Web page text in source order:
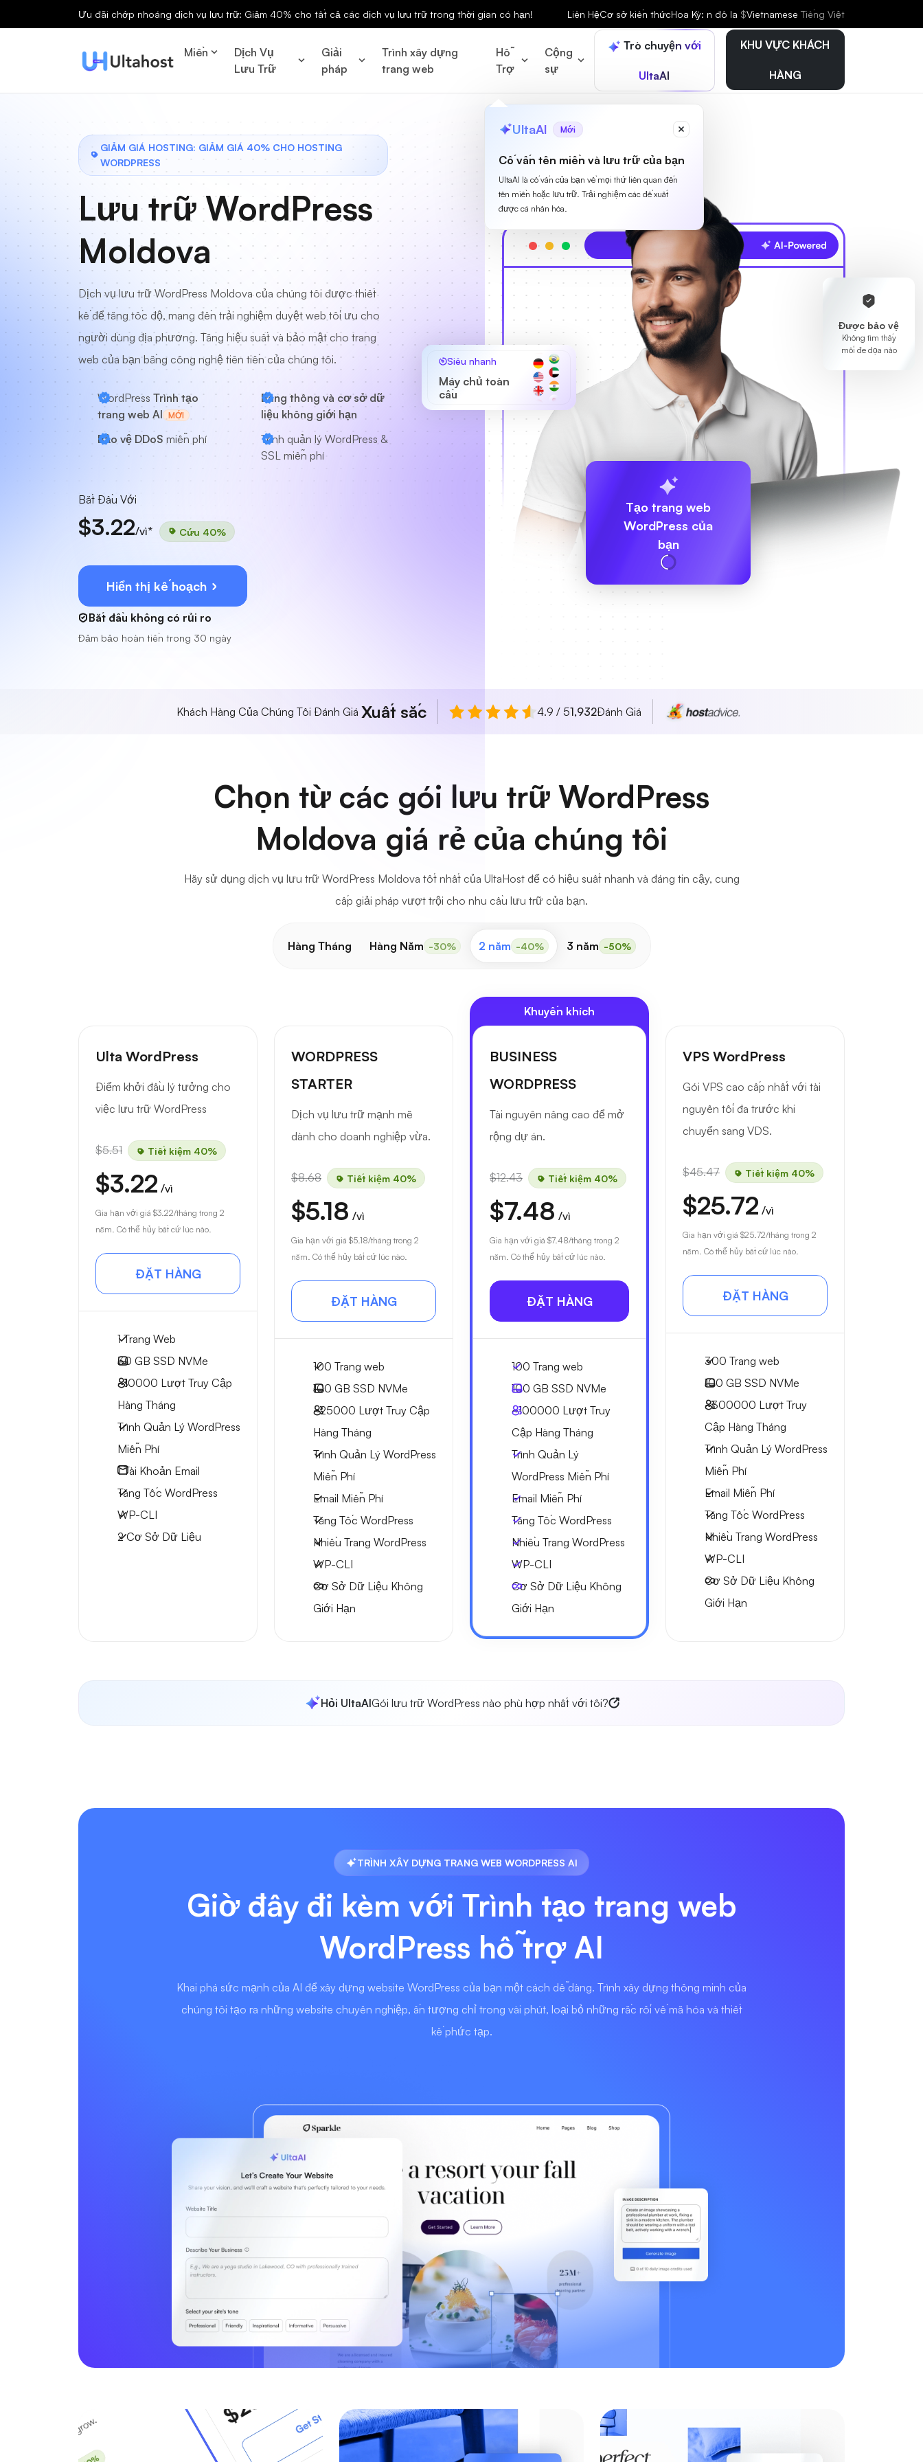
Ưu đãi chớp nhoáng dịch vụ lưu trữ: Giảm 40% cho tất cả các dịch vụ lưu trữ trong thời gian có hạn! Liên HệCơ sở kiến thứcHoa Kỳ: n đô la $Vietnamese Tiếng Việt
Miền
Dịch Vụ
Lưu Trữ
Giải
pháp
Trình xây dựng
trang web
Hỗ
Trợ
Cộng
sự
Trò chuyện với
UltaAI
UltaAI Mới
Cố vấn tên miền và lưu trữ của bạn
UltaAI là cố vấn của bạn về mọi thứ liên quan đến
tên miền hoặc lưu trữ. Trải nghiệm các đề xuất
được cá nhân hóa.
KHU VỰC KHÁCH
HÀNG
GIẢM GIÁ HOSTING: GIẢM GIÁ 40% CHO HOSTING
WORDPRESS
Lưu trữ WordPress
Moldova
Dịch vụ lưu trữ WordPress Moldova của chúng tôi được thiết
kế để tăng tốc độ, mang đến trải nghiệm duyệt web tối ưu cho
người dùng địa phương. Tăng hiệu suất và bảo mật cho trang
web của bạn bằng công nghệ tiên tiến của chúng tôi.
WordPress Trình tạo
trang web AI MỚI
Băng thông và cơ sở dữ
liệu không giới hạn
Bảo vệ DDoS miễn phí
Trình quản lý WordPress &
SSL miễn phí
Bắt Đầu Với
$3.22/vì* Cứu 40%
Hiển thị kế hoạch
Bắt đầu không có rủi ro
Đảm bảo hoàn tiền trong 30 ngày
Được bảo vệ
Không tìm thấy
mối đe dọa nào
Siêu nhanh
Máy chủ toàn
cầu
Tạo trang web
WordPress của
bạn
Khách Hàng Của Chúng Tôi Đánh Giá Xuất sắc 4.9 / 51,932Đánh Giá
Chọn từ các gói lưu trữ WordPress
Moldova giá rẻ của chúng tôi
Hãy sử dụng dịch vụ lưu trữ WordPress Moldova tốt nhất của UltaHost để có hiệu suất nhanh và đáng tin cậy, cung
cấp giải pháp vượt trội cho nhu cầu lưu trữ của bạn.
Hàng Tháng Hàng Năm -30% 2 năm -40% 3 năm -50%
Ulta WordPress
Điểm khởi đầu lý tưởng cho
việc lưu trữ WordPress
$5.51 Tiết kiệm 40%
$3.22 /vì
Gia hạn với giá $3.22/tháng trong 2
năm. Có thể hủy bất cứ lúc nào.
ĐẶT HÀNG
1 Trang Web
30 GB SSD NVMe
~10000 Lượt Truy Cập
Hàng Tháng
Trình Quản Lý WordPress
Miễn Phí
1Tài Khoản Email
Tăng Tốc WordPress
WP-CLI
2 Cơ Sở Dữ Liệu
WORDPRESS
STARTER
Dịch vụ lưu trữ mạnh mẽ
dành cho doanh nghiệp vừa.
$8.68 Tiết kiệm 40%
$5.18 /vì
Gia hạn với giá $5.18/tháng trong 2
năm. Có thể hủy bất cứ lúc nào.
ĐẶT HÀNG
100 Trang web
100 GB SSD NVMe
~25000 Lượt Truy Cập
Hàng Tháng
Trình Quản Lý WordPress
Miễn Phí
Email Miễn Phí
Tăng Tốc WordPress
Nhiều Trang WordPress
WP-CLI
Cơ Sở Dữ Liệu Không
Giới Hạn
Khuyến khích
BUSINESS
WORDPRESS
Tài nguyên nâng cao để mở
rộng dự án.
$12.43 Tiết kiệm 40%
$7.48 /vì
Gia hạn với giá $7.48/tháng trong 2
năm. Có thể hủy bất cứ lúc nào.
ĐẶT HÀNG
100 Trang web
100 GB SSD NVMe
~100000 Lượt Truy
Cập Hàng Tháng
Trình Quản Lý
WordPress Miễn Phí
Email Miễn Phí
Tăng Tốc WordPress
Nhiều Trang WordPress
WP-CLI
Cơ Sở Dữ Liệu Không
Giới Hạn
VPS WordPress
Gói VPS cao cấp nhất với tài
nguyên tối đa trước khi
chuyển sang VDS.
$45.47 Tiết kiệm 40%
$25.72 /vì
Gia hạn với giá $25.72/tháng trong 2
năm. Có thể hủy bất cứ lúc nào.
ĐẶT HÀNG
300 Trang web
100 GB SSD NVMe
~300000 Lượt Truy
Cập Hàng Tháng
Trình Quản Lý WordPress
Miễn Phí
Email Miễn Phí
Tăng Tốc WordPress
Nhiều Trang WordPress
WP-CLI
Cơ Sở Dữ Liệu Không
Giới Hạn
Hỏi UltaAIGói lưu trữ WordPress nào phù hợp nhất với tôi?
TRÌNH XÂY DỰNG TRANG WEB WORDPRESS AI
Giờ đây đi kèm với Trình tạo trang web
WordPress hỗ trợ AI
Khai phá sức mạnh của AI để xây dựng website WordPress của bạn một cách dễ dàng. Trình xây dựng thông minh của
chúng tôi tạo ra những website chuyên nghiệp, ấn tượng chỉ trong vài phút, loại bỏ những rắc rối về mã hóa và thiết
kế phức tạp.